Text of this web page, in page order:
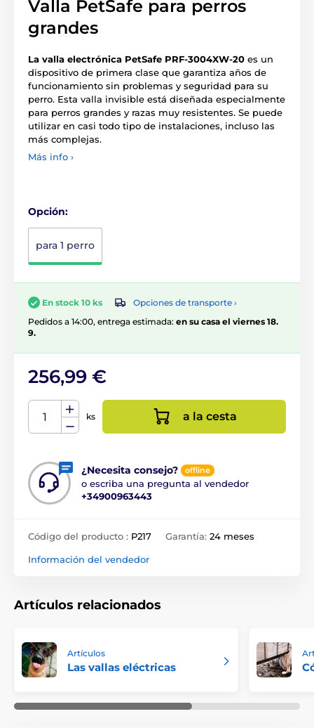
Valla PetSafe para perros
grandes
La valla electrónica PetSafe PRF-3004XW-20 es un
dispositivo de primera clase que garantiza años de
funcionamiento sin problemas y seguridad para su
perro. Esta valla invisible está diseñada especialmente
para perros grandes y razas muy resistentes. Se puede
utilizar en casi todo tipo de instalaciones, incluso las
más complejas.
Más info ›
Opción:
para 1 perro
En stock 10 ks
Opciones de transporte ›
Pedidos a 14:00, entrega estimada: en su casa el viernes 18.
9.
256,99 €
ks a la cesta
¿Necesita consejo? offline
o escriba una pregunta al vendedor
+34900963443
Código del producto : P217 Garantía: 24 meses
Información del vendedor
Artículos relacionados
Artículos
Las vallas eléctricas